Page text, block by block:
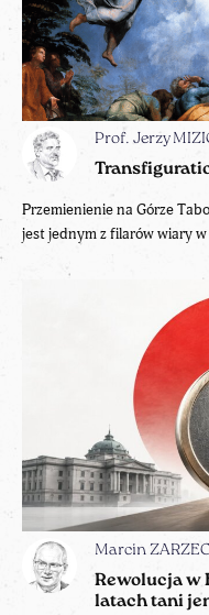
Prof. Jerzy
Przemienienie na Górze
jest jednym z filarów wiary
Marcin
Rewolucja w
latach tani